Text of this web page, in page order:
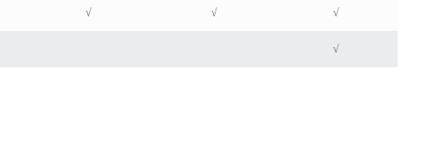
√ √ √
√